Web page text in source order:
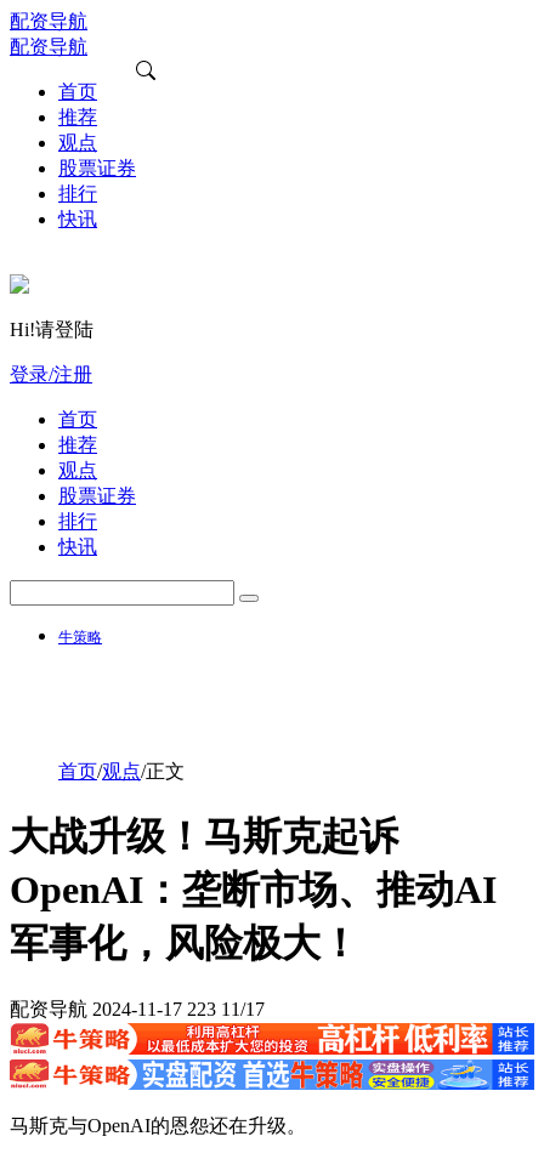
配资导航
配资导航
首页
推荐
观点
股票证券
排行
快讯
Hi!请登陆
登录/注册
首页
推荐
观点
股票证券
排行
快讯
牛策略
首页/观点/正文
大战升级！马斯克起诉
OpenAI：垄断市场、推动AI
军事化，风险极大！
配资导航 2024-11-17 223 11/17
马斯克与OpenAI的恩怨还在升级。